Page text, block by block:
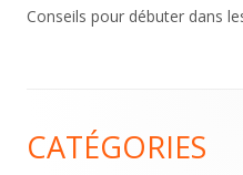
Conseils pour débuter dans
du
CATÉGORIES